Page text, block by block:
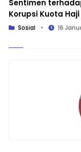
Sentimen
Korupsi Kuota
Sosial • 16